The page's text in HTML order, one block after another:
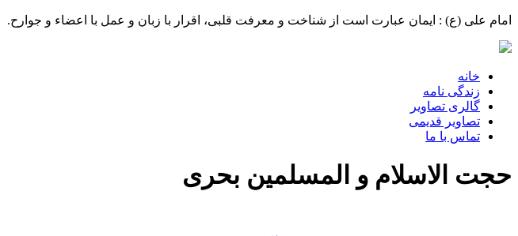
امام علی (ع) : ایمان عبارت است از شناخت و معرفت قلبی، اقرار با زبان و عمل با اعضاء و جوارح.
خانه
زندگی نامه
گالری تصاویر
تصاویر قدیمی
تماس با ما
حجت الاسلام و المسلمین بحری